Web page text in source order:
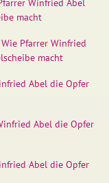
macht
Wie Pfarrer Winfried
macht
Abel die Opfer
Abel die Opfer
Abel die Opfer